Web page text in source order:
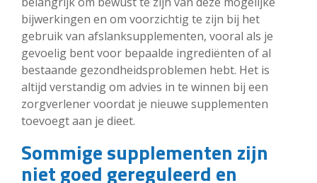
bijwerkingen en om voorzichtig te zijn bij het
gebruik van afslanksupplementen, vooral als je
gevoelig bent voor bepaalde ingrediënten of al
bestaande gezondheidsproblemen hebt. Het is
altijd verstandig om advies in te winnen bij een
zorgverlener voordat je nieuwe supplementen
toevoegt aan je dieet.
Sommige supplementen zijn
niet goed gereguleerd en